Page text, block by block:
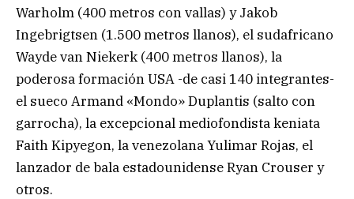
Warholm (400 metros con vallas) y Jakob
Ingebrigtsen (1.500 metros llanos), el sudafricano
Wayde van Niekerk (400 metros llanos), la
poderosa formación USA -de casi 140 integrantes-
el sueco Armand «Mondo» Duplantis (salto con
garrocha), la excepcional mediofondista keniata
Faith Kipyegon, la venezolana Yulimar Rojas, el
lanzador de bala estadounidense Ryan Crouser y
otros.